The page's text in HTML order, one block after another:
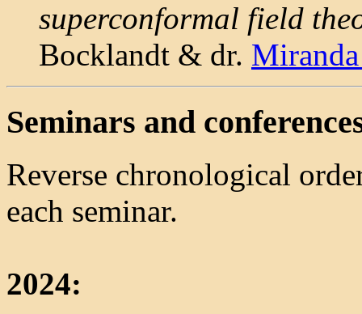
superconformal field
Bocklandt & dr.
Seminars and
Reverse chronological
each seminar.
2024: